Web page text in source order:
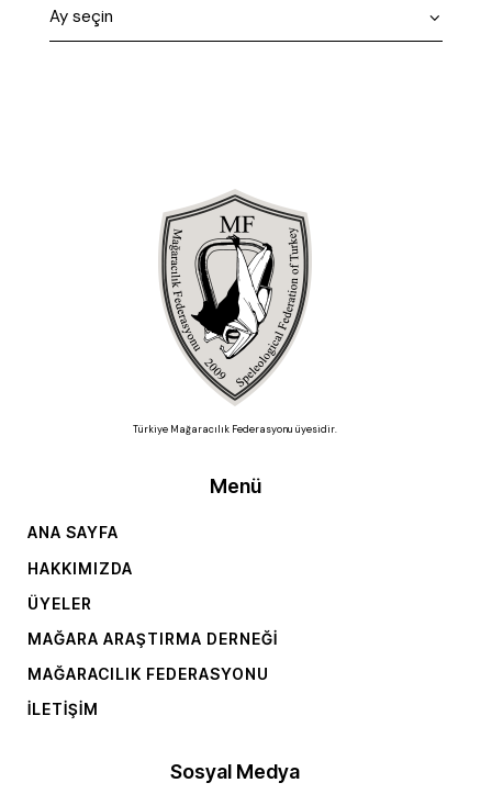
Türkiye Mağaracılık Federasyonu üyesidir.
Menü
ANA SAYFA
HAKKIMIZDA
ÜYELER
MAĞARA ARAŞTIRMA DERNEĞI
MAĞARACILIK FEDERASYONU
İLETIŞIM
Sosyal Medya